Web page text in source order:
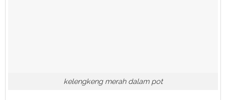
kelengkeng merah dalam pot